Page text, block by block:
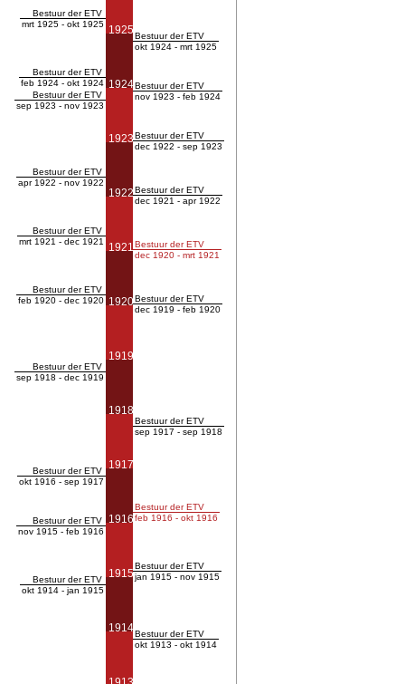
Bestuur der ETV
mrt 1925 - okt 1925
Bestuur der ETV
feb 1924 - okt 1924
Bestuur der ETV
sep 1923 - nov 1923
Bestuur der ETV
apr 1922 - nov 1922
Bestuur der ETV
mrt 1921 - dec 1921
Bestuur der ETV
feb 1920 - dec 1920
Bestuur der ETV
sep 1918 - dec 1919
Bestuur der ETV
okt 1916 - sep 1917
Bestuur der ETV
nov 1915 - feb 1916
Bestuur der ETV
okt 1914 - jan 1915
1925
1924
1923
1922
1921
1920
1919
1918
1917
1916
1915
1914
Bestuur der ETV
okt 1924 - mrt 1925
Bestuur der ETV
nov 1923 - feb 1924
Bestuur der ETV
dec 1922 - sep 1923
Bestuur der ETV
dec 1921 - apr 1922
Bestuur der ETV
dec 1920 - mrt 1921
Bestuur der ETV
dec 1919 - feb 1920
Bestuur der ETV
sep 1917 - sep 1918
Bestuur der ETV
feb 1916 - okt 1916
Bestuur der ETV
jan 1915 - nov 1915
Bestuur der ETV
okt 1913 - okt 1914